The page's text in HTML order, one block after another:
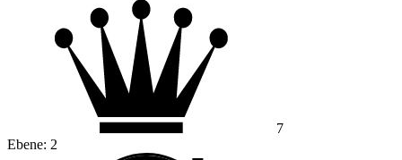
7
Ebene: 2